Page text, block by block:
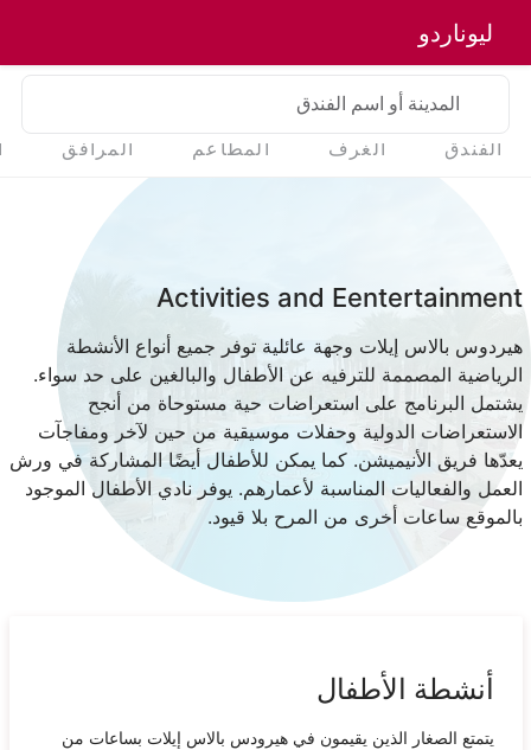
ليوناردو
المدينة أو اسم الفندق
الفندق الغرف المطاعم المرافق
Activities and Eentertainment
هيردوس بالاس إيلات وجهة عائلية توفر جميع أنواع الأنشطة
الرياضية المصممة للترفيه عن الأطفال والبالغين على حد سواء.
يشتمل البرنامج على استعراضات حية مستوحاة من أنجح
الاستعراضات الدولية وحفلات موسيقية من حين لآخر ومفاجآت
يعدّها فريق الأنيميشن. كما يمكن للأطفال أيضًا المشاركة في ورش
العمل والفعاليات المناسبة لأعمارهم. يوفر نادي الأطفال الموجود
بالموقع ساعات أخرى من المرح بلا قيود.
أنشطة الأطفال
يتمتع الصغار الذين يقيمون في هيرودس بالاس إيلات بساعات من